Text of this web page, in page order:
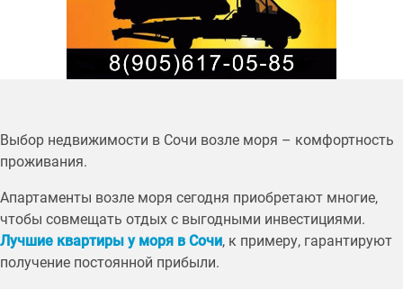
Выбор недвижимости в Сочи возле моря – комфортность
проживания.
Апартаменты возле моря сегодня приобретают многие,
чтобы совмещать отдых с выгодными инвестициями.
Лучшие квартиры у моря в Сочи, к примеру, гарантируют
получение постоянной прибыли.